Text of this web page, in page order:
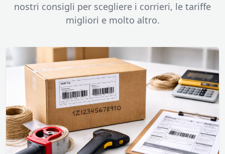
nostri consigli per scegliere i corrieri, le tariffe
migliori e molto altro.